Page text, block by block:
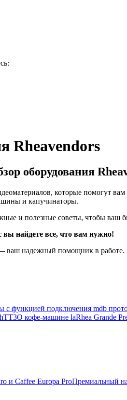
Rheavendors
оборудования
которые помогут вам
и капучинаторы.
и полезные советы, чтобы ваш
найдете все, что вам нужно!
ваш надежный помощник в работе.
функцией подключения mdb
О кофе-машине laRhea Grande
и Caffee Europa ProПремиальный